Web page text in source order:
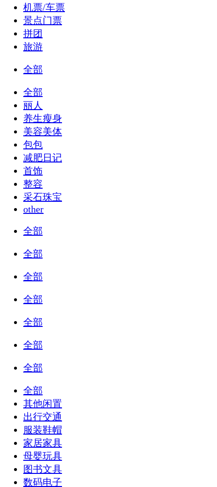
机票/车票
景点门票
拼团
旅游
全部
全部
丽人
养生瘦身
美容美体
包包
减肥日记
首饰
整容
采石珠宝
other
全部
全部
全部
全部
全部
全部
全部
全部
其他闲置
出行交通
服装鞋帽
家居家具
母婴玩具
图书文具
数码电子